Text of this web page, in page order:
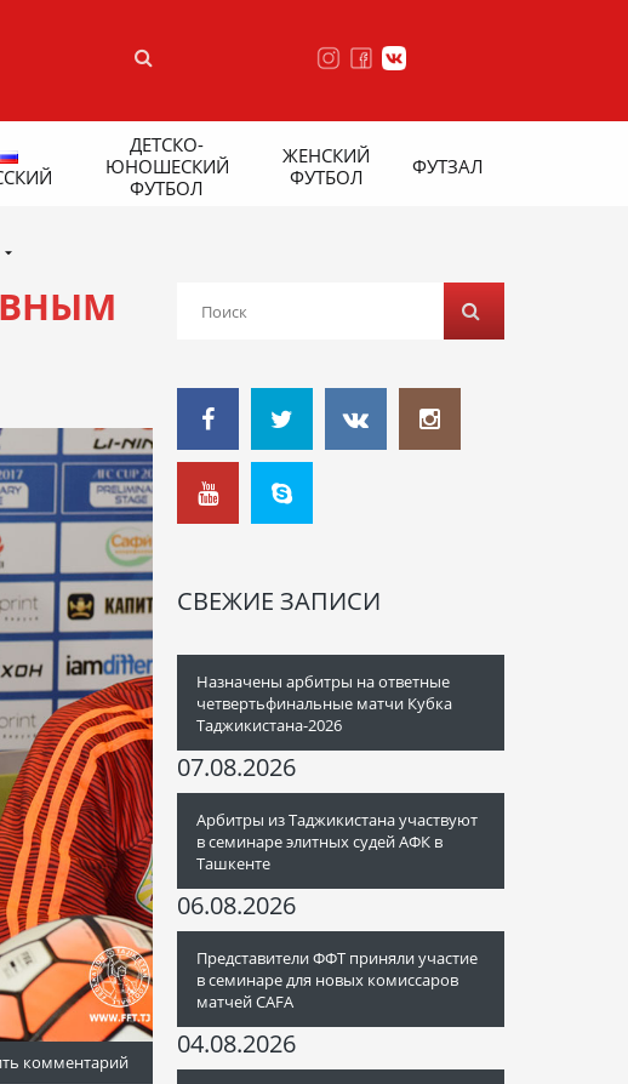
ДЕТСКО-
ЮНОШЕСКИЙ
ФУТБОЛ
ЖЕНСКИЙ
ФУТБОЛ
ФУТЗАЛ
комментарий
СВЕЖИЕ ЗАПИСИ
Назначены арбитры на ответные
четвертьфинальные матчи Кубка
Таджикистана-2026
07.08.2026
Арбитры из Таджикистана участвуют
в семинаре элитных судей АФК в
Ташкенте
06.08.2026
Представители ФФТ приняли участие
в семинаре для новых комиссаров
матчей CAFA
04.08.2026